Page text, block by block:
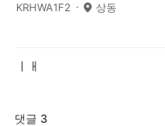
KRHWA1F2 상동
ㅣㅐ
댓글 3